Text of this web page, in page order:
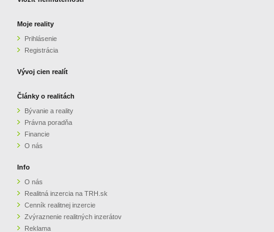
PARTNERI
OBCHODNÉ PODMIENKY
KONTAKT
Moje reality
Prihlásenie
Registrácia
Vývoj cien realít
Články o realitách
Bývanie a reality
Právna poradňa
Financie
O nás
Info
O nás
Realitná inzercia na TRH.sk
Cenník realitnej inzercie
Zvýraznenie realitných inzerátov
Reklama